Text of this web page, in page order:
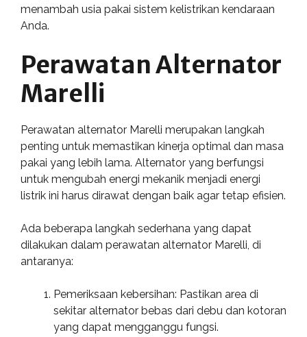
menambah usia pakai sistem kelistrikan kendaraan
Anda.
Perawatan Alternator
Marelli
Perawatan alternator Marelli merupakan langkah
penting untuk memastikan kinerja optimal dan masa
pakai yang lebih lama. Alternator yang berfungsi
untuk mengubah energi mekanik menjadi energi
listrik ini harus dirawat dengan baik agar tetap efisien.
Ada beberapa langkah sederhana yang dapat
dilakukan dalam perawatan alternator Marelli, di
antaranya:
Pemeriksaan kebersihan: Pastikan area di
sekitar alternator bebas dari debu dan kotoran
yang dapat mengganggu fungsi.